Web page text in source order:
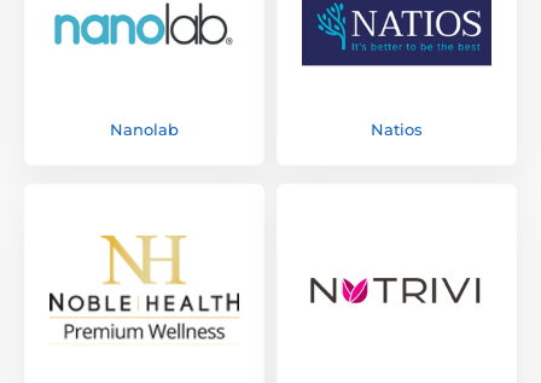
Nanolab Natios